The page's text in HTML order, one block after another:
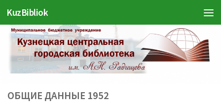
Перейти к содержимому
KuzBibliok
ОБЩИЕ ДАННЫЕ 1952